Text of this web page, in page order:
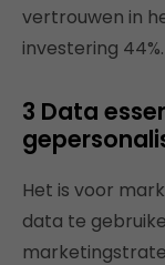
vertrouwen in
investering 44%.
3 Data
Het is voor
data te